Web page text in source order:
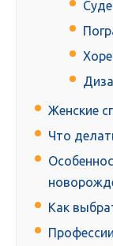
Женские
Что
Как